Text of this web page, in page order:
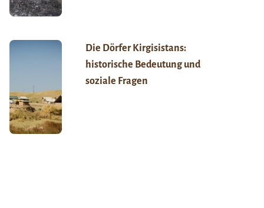
Die Dörfer Kirgisistans:
historische Bedeutung und
soziale Fragen